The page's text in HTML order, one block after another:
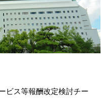
ビス等報酬改定検討チー